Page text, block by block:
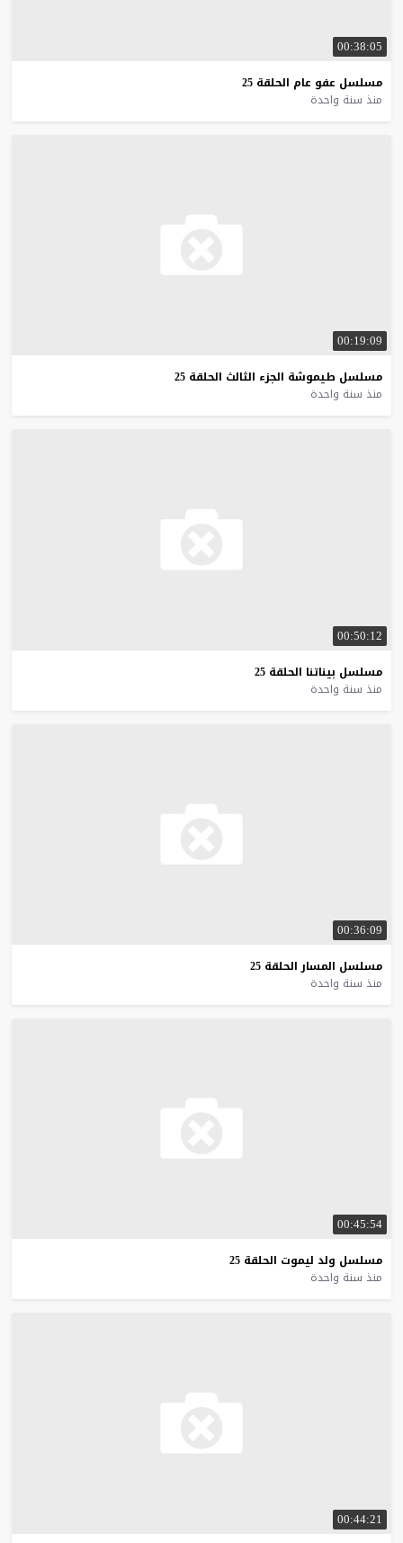
00:38:05
مسلسل عفو عام الحلقة 25
منذ سنة واحدة
00:19:09
مسلسل طيموشة الجزء الثالث الحلقة 25
منذ سنة واحدة
00:50:12
مسلسل بيناتنا الحلقة 25
منذ سنة واحدة
00:36:09
مسلسل المسار الحلقة 25
منذ سنة واحدة
00:45:54
مسلسل ولد ليموت الحلقة 25
منذ سنة واحدة
00:44:21